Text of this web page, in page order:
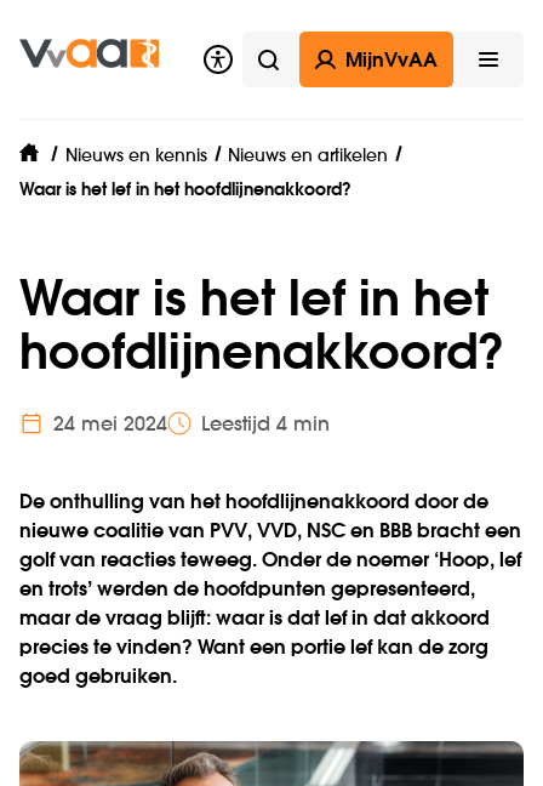
Zoeken
MijnVvAA
home
Nieuws en kennis
Nieuws en artikelen
Waar is het lef in het hoofdlijnenakkoord?
Waar is het lef in het
hoofdlijnenakkoord?
24 mei 2024 Leestijd 4 min
De onthulling van het hoofdlijnenakkoord door de
nieuwe coalitie van PVV, VVD, NSC en BBB bracht een
golf van reacties teweeg. Onder de noemer ‘Hoop, lef
en trots’ werden de hoofdpunten gepresenteerd,
maar de vraag blijft: waar is dat lef in dat akkoord
precies te vinden? Want een portie lef kan de zorg
goed gebruiken.